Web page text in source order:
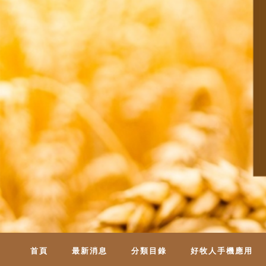
首頁 最新消息 分類目錄 好牧人手機應用